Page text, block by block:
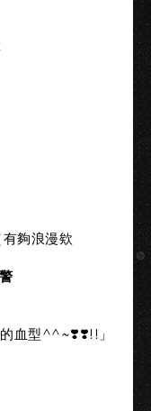
夠浪漫欸
血型^^~❣️❣️!!」